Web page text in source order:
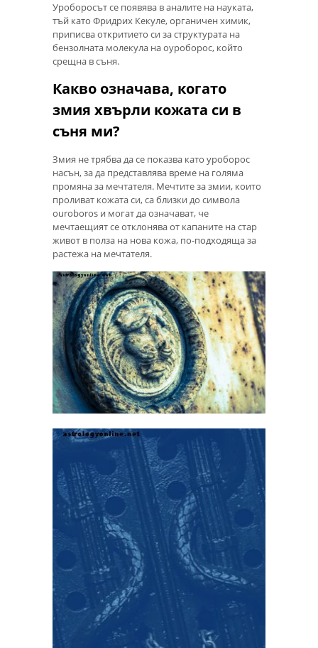
Уроборосът се появява в аналите на науката,
тъй като Фридрих Кекуле, органичен химик,
приписва откритието си за структурата на
бензолната молекула на оуроборос, който
срещна в съня.
Какво означава, когато
змия хвърли кожата си в
съня ми?
Змия не трябва да се показва като уроборос
насън, за да представлява време на голяма
промяна за мечтателя. Мечтите за змии, които
проливат кожата си, са близки до символа
ouroboros и могат да означават, че
мечтаещият се отклонява от капаните на стар
живот в полза на нова кожа, по-подходяща за
растежа на мечтателя.